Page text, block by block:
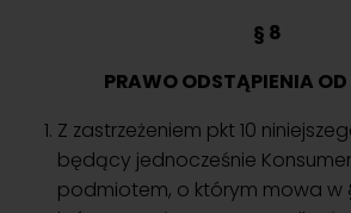
§ 8
PRAWO ODSTĄPIENIA
Z zastrzeżeniem pkt 10
będący jednocześnie
podmiotem, o którym mowa w